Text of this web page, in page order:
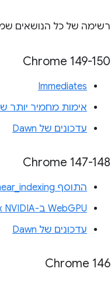
רשימה של כל הנושאים
‫Chrome 149-150
Immediates
אימות מחמיר יותר
עדכונים של Dawn
‫Chrome 147-148
התוסף WGSL linear_indexing
WebGPU ב-Linux NVIDIA
עדכונים של Dawn
Chrome 146